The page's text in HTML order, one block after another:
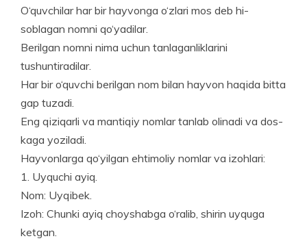
O‘quvchilar har bir hayvonga o‘zlari mos deb hi­
soblagan nomni qo‘yadilar.
Berilgan nomni nima uchun tanlaganliklarini
tushuntiradilar.
Har bir o‘quvchi berilgan nom bilan hayvon haqida bitta
gap tuzadi.
Eng qiziqarli va mantiqiy nomlar tanlab olinadi va dos­
kaga yoziladi.
Hayvonlarga qo‘yilgan ehtimoliy nomlar va izohlari:
1. Uyquchi ayiq.
Nom: Uyqibek.
Izoh: Chunki ayiq choyshabga o‘ralib, shirin uyquga
ketgan.